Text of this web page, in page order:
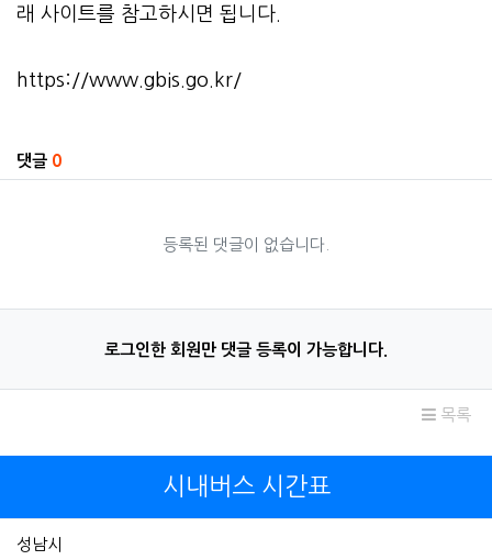
래 사이트를 참고하시면 됩니다.
https://www.gbis.go.kr/
댓글 0
등록된 댓글이 없습니다.
로그인한 회원만 댓글 등록이 가능합니다.
목록
시내버스 시간표
성남시